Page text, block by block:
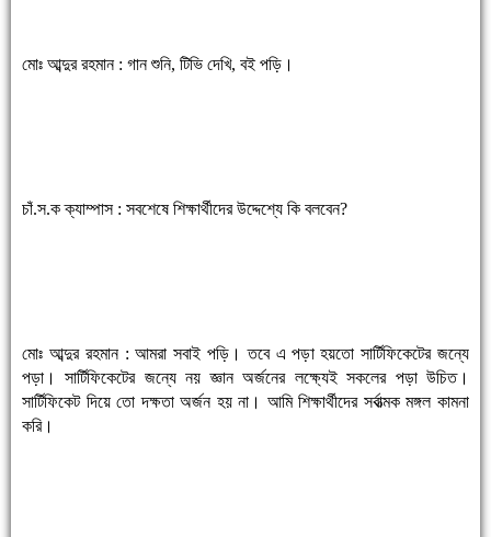
মোঃ আব্দুর রহমান : গান শুনি, টিভি দেখি, বই পড়ি।
চাঁ.স.ক ক্যাম্পাস : সবশেষে শিক্ষার্থীদের উদ্দেশ্যে কি বলবেন?
মোঃ আব্দুর রহমান : আমরা সবাই পড়ি। তবে এ পড়া হয়তো সার্টিফিকেটের জন্যে
পড়া। সার্টিফিকেটের জন্যে নয় জ্ঞান অর্জনের লক্ষ্যেই সকলের পড়া উচিত।
সার্টিফিকেট দিয়ে তো দক্ষতা অর্জন হয় না। আমি শিক্ষার্থীদের সর্বাত্মক মঙ্গল কামনা
করি।